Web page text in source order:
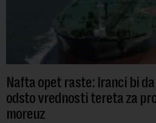
Nafta opet raste: Iranci bi
odsto vrednosti tereta za
moreuz